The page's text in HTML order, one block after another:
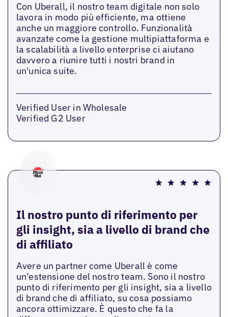
Con Uberall, il nostro team digitale non solo
lavora in modo più efficiente, ma ottiene
anche un maggiore controllo. Funzionalità
avanzate come la gestione multipiattaforma e
la scalabilità a livello enterprise ci aiutano
davvero a riunire tutti i nostri brand in
un'unica suite.
Verified User in Wholesale
Verified G2 User
Il nostro punto di riferimento per
gli insight, sia a livello di brand che
di affiliato
Avere un partner come Uberall è come
un’estensione del nostro team. Sono il nostro
punto di riferimento per gli insight, sia a livello
di brand che di affiliato, su cosa possiamo
ancora ottimizzare. È questo che fa la